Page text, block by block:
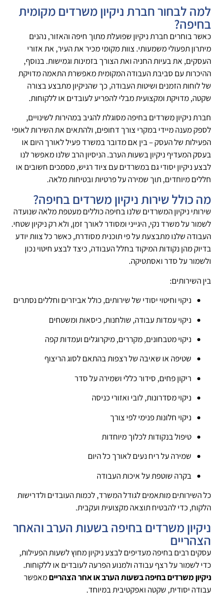
למה לבחור חברת ניקיון משרדים מקומית
בחיפה?
כאשר בוחרים חברת ניקיון שפועלת מתוך חיפה והאזור, נהנים
מיתרון תפעולי משמעותי. צוות מקומי מכיר את העיר, את אזורי
העסקים, את בעיות החניה ואת הצורך בזמינות וגמישות. בנוסף,
ההיכרות עם סביבת העבודה המקומית מאפשרת התאמה מדויקת
של לוחות הזמנים ושיטות העבודה, כך שהניקיון מתבצע בצורה
שקטה, מדויקת ומקצועית מבלי להפריע לעובדים או ללקוחות.
חברת ניקיון משרדים בחיפה מסוגלת להגיב במהירות לשינויים,
לספק מענה מיידי במקרי צורך דחופים, ולהתאים את השירות לאופי
הפעילות של העסק – בין אם מדובר במשרד פעיל לאורך היום או
בעסק המעדיף ניקיון בשעות הערב. הניסיון הרב שלנו מאפשר לנו
לבצע ניקיון יסודי גם במשרדים עם ציוד רגיש, מסמכים חשובים או
חללים מיוחדים, תוך שמירה על פרטיות ובטיחות מלאה.
מה כולל שירות ניקיון משרדים בחיפה?
שירותי ניקיון המשרדים שלנו בחיפה כוללים מעטפת מלאה שנועדה
לשמור על משרד נקי, היגייני ומסודר לאורך זמן, ולא רק ניקיון שטחי.
העבודה שלנו מתבצעת על פי תוכנית מסודרת, כאשר כל צוות יודע
בדיוק מהן נקודות המיקוד בחלל העבודה, כיצד לבצע חיטוי נכון
ולשמור על סדר ואסתטיקה.
בין השירותים:
ניקוי וחיטוי יסודי של שירותים, כולל אביזרים וחללים נסתרים
ניקוי עמדות עבודה, שולחנות, כיסאות ומשטחים
ניקוי מטבחונים, מקררים, מיקרוגלים ועמדות קפה
שטיפה או שאיבה של רצפות בהתאם לסוג הריצוף
ריקון פחים, סידור כללי ושמירה על סדר
ניקוי מסדרונות, לובי ואזורי כניסה
ניקוי חלונות פנימי לפי צורך
טיפול בנקודות לכלוך מיוחדות
שמירה על ריח נעים לאורך כל היום
בקרה שוטפת על איכות העבודה
כל השירותים מותאמים לגודל המשרד, לכמות העובדים ולדרישות
הלקוח, כדי להבטיח תוצאה מקצועית ועקבית.
ניקיון משרדים בחיפה בשעות הערב והאחר
הצהריים
עסקים רבים בחיפה מעדיפים לבצע ניקיון מחוץ לשעות הפעילות,
כדי לשמור על רצף עבודה ולמנוע הפרעה לעובדים או ללקוחות.
ניקיון משרדים בחיפה בשעות הערב או אחר הצהרייםמאפשר
עבודה יסודית, שקטה ואפקטיבית במיוחד.